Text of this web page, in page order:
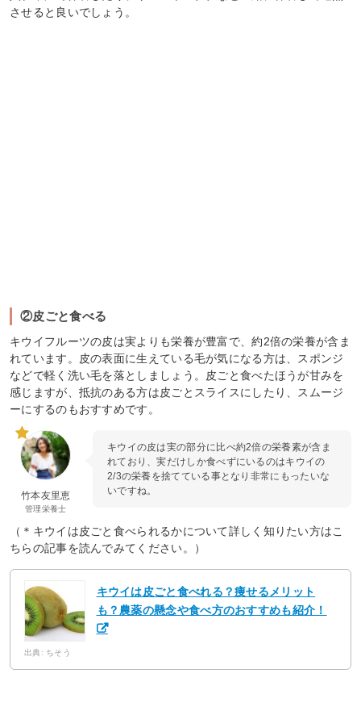
させると良いでしょう。
②皮ごと食べる
キウイフルーツの皮は実よりも栄養が豊富で、約2倍の栄養が含ま
れています。皮の表面に生えている毛が気になる方は、スポンジ
などで軽く洗い毛を落としましょう。皮ごと食べたほうが甘みを
感じますが、抵抗のある方は皮ごとスライスにしたり、スムージ
ーにするのもおすすめです。
竹本友里恵
管理栄養士
キウイの皮は実の部分に比べ約2倍の栄養素が含ま
れており、実だけしか食べずにいるのはキウイの
2/3の栄養を捨てている事となり非常にもったいな
いですね。
（＊キウイは皮ごと食べられるかについて詳しく知りたい方はこ
ちらの記事を読んでみてください。）
キウイは皮ごと食べれる？痩せるメリット
も？農薬の懸念や食べ方のおすすめも紹介！
出典: ちそう